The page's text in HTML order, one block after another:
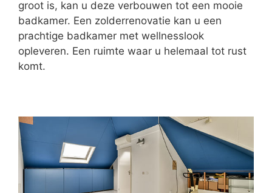
groot is, kan u deze verbouwen tot een mooie
badkamer. Een zolderrenovatie kan u een
prachtige badkamer met wellnesslook
opleveren. Een ruimte waar u helemaal tot rust
komt.